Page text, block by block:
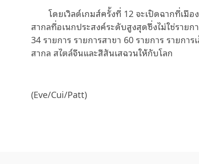
โดยเวิลด์เกมส์ครั้งที่ 12 จะเปิดฉากที่เมื
สากลที่อเนกประสงค์ระดับสูงสุดซึ่งไม่ใช่ราย
34 รายการ รายการสาขา 60 รายการ รายก
สากล สไตล์จีนและสีสันเสฉวนให้กับโลก
(Eve/Cui/Patt)